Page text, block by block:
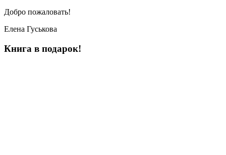
Добро пожаловать!
Елена Гуськова
Книга в подарок!